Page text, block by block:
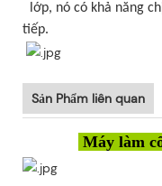
lớp, nó có khả năng
tiếp.
Sản Phẩm liên quan
Máy làm